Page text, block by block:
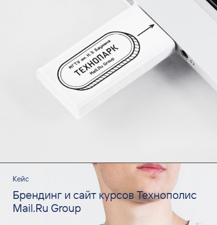
Кейс
Брендинг и сайт курсов Технополис
Mail.Ru Group